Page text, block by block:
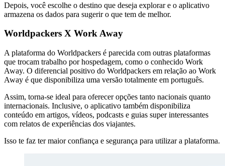
Depois, você escolhe o destino que deseja explorar e o aplicativo
armazena os dados para sugerir o que tem de melhor.
Worldpackers X Work Away
A plataforma do Worldpackers é parecida com outras plataformas
que trocam trabalho por hospedagem, como o conhecido Work
Away. O diferencial positivo do Worldpackers em relação ao Work
Away é que disponibiliza uma versão totalmente em português.
Assim, torna-se ideal para oferecer opções tanto nacionais quanto
internacionais. Inclusive, o aplicativo também disponibiliza
conteúdo em artigos, vídeos, podcasts e guias super interessantes
com relatos de experiências dos viajantes.
Isso te faz ter maior confiança e segurança para utilizar a plataforma.